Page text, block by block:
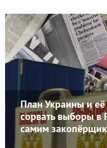
План Украины и
сорвать выборы в
самим